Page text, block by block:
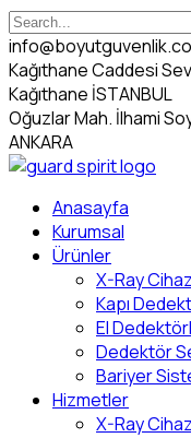
Kağıthane Caddesi
Kağıthane İSTANBUL
Oğuzlar Mah. İlhami
ANKARA
Anasayfa
Kurumsal
Ürünler
X-Ray
Kapı
El
Dedektör
Bariyer
Hizmetler
X-Ray